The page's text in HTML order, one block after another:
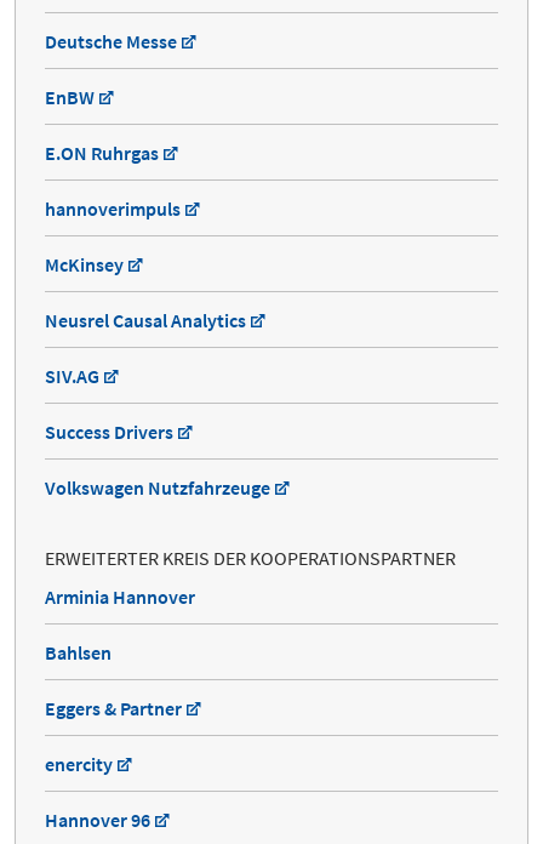
Deutsche Messe
EnBW
E.ON Ruhrgas
hannoverimpuls
McKinsey
Neusrel Causal Analytics
SIV.AG
Success Drivers
Volkswagen Nutzfahrzeuge
ERWEITERTER KREIS DER KOOPERATIONSPARTNER
Arminia Hannover
Bahlsen
Eggers & Partner
enercity
Hannover 96